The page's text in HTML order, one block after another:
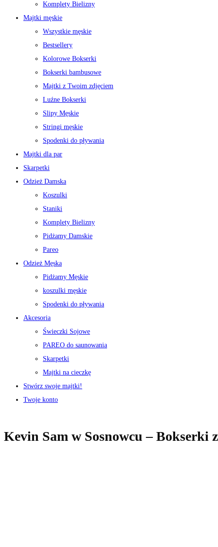
Komplety Bielizny
Majtki męskie
Wszystkie męskie
Bestsellery
Kolorowe Bokserki
Bokserki bambusowe
Majtki z Twoim zdjęciem
Luźne Bokserki
Slipy Męskie
Stringi męskie
Spodenki do pływania
Majtki dla par
Skarpetki
Odzież Damska
Koszulki
Staniki
Komplety Bielizny
Pidżamy Damskie
Pareo
Odzież Męska
Pidżamy Męskie
koszulki męskie
Spodenki do pływania
Akcesoria
Świeczki Sojowe
PAREO do saunowania
Skarpetki
Majtki na cieczkę
Stwórz swoje majtki!
Twoje konto
Kevin Sam w Sosnowcu – Bokserki